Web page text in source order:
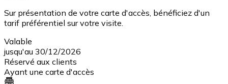
Sur présentation de votre carte d'accès, bénéficiez d'un
tarif préférentiel sur votre visite.
Valable
jusqu'au 30/12/2026
Réservé aux clients
Ayant une carte d'accès